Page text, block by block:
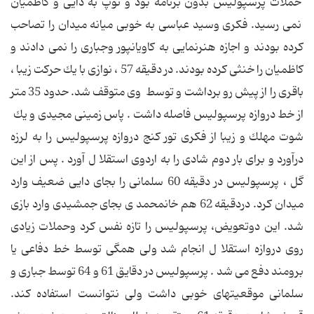
نمی رسید. فكری وسید عباسی به خوبی میانه میدان را تصاحب
كرده بودند و اجازه هنرنمایی به كاویانپور وجباری را نمی دادند و
كاظمیان را خنثی كرده بودند. در دقیقه 57 ، نوازی با یك حركت زیبا ،
باقری را از پیش رو برداشت و توسط وی متوقف شد. حدود 35 متر
از خط دروازه پرسپولیس فاصله داشت . پاس زمینی مجیدی و یك
شوت مهلك و زیبا از فكری تور كنج دروازه پرسپولیس را به لرزه
درآورد و برای بار دوم شادی را به اردوی استقلا ل آورد . پس از این
گل ، پرسپولیس در دقیقه 60 سلمانی را بجای دایی ضعیف وارد
میدان كرد. دردقیقه 62 هم خانمحمد ی بجای جمشیدی وارد بازی
شد. این دوتعویض، پرسپولیس را تازه نفس كرد وحملات زیادی
روی دروازه استقلا ل انجام شد ولی همگی توسط خط دفاعی یا
برومند دفع می شد . پرسپولیس در دقایق 61 و 64 توسط جباری و
سلمانی موقعیتهای خوبی داشت ولی نتوانست استفاده كند.